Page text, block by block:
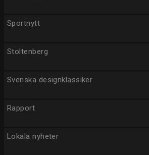
Sportnytt
Stoltenberg
Svenska designklassiker
Rapport
Lokala nyheter